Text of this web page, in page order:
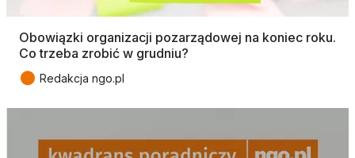
Obowiązki organizacji pozarządowej na koniec roku.
Co trzeba zrobić w grudniu?
● Redakcja ngo.pl